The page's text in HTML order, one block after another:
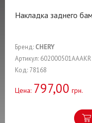
Накладка заднего
Бренд: CHERY
Артикул: 602000501AAAKR
Код: 78168
Цена: 797,00 грн.